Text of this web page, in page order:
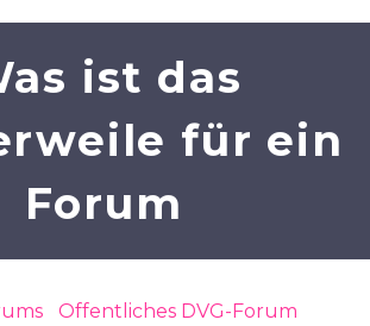
ist das
für ein
Forum
Öffentliches DVG-Forum